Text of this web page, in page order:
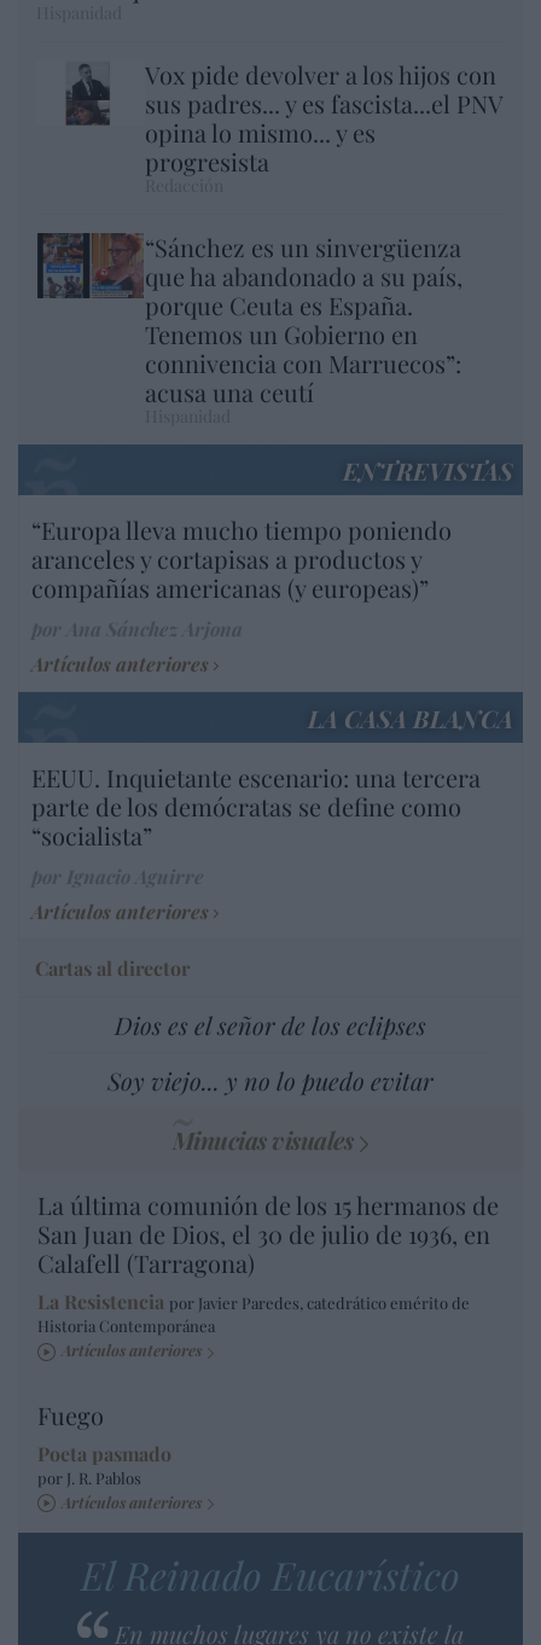
Vox pide devolver a los hijos con
sus padres... y es fascista...el PNV
opina lo mismo... y es
progresista
“Sánchez es un sinvergüenza
que ha abandonado a su país,
porque Ceuta es España.
Tenemos un Gobierno en
connivencia con Marruecos”:
acusa una ceutí
ENTREVISTAS
“Europa lleva mucho tiempo poniendo
aranceles y cortapisas a productos y
compañías americanas (y europeas)”
Artículos anteriores
LA CASA BLANCA
EEUU. Inquietante escenario: una tercera
parte de los demócratas se define como
“socialista”
Artículos anteriores
Cartas al director
Dios es el señor de los eclipses
Soy viejo... y no lo puedo evitar
Minucias visuales
La última comunión de los 15 hermanos de
San Juan de Dios, el 30 de julio de 1936, en
Calafell (Tarragona)
La Resistencia por Javier Paredes, catedrático emérito de
Historia Contemporánea
Artículos anteriores
Fuego
Poeta pasmado
por J. R. Pablos
Artículos anteriores
El Reinado Eucarístico
En muchos lugares ya no existe la